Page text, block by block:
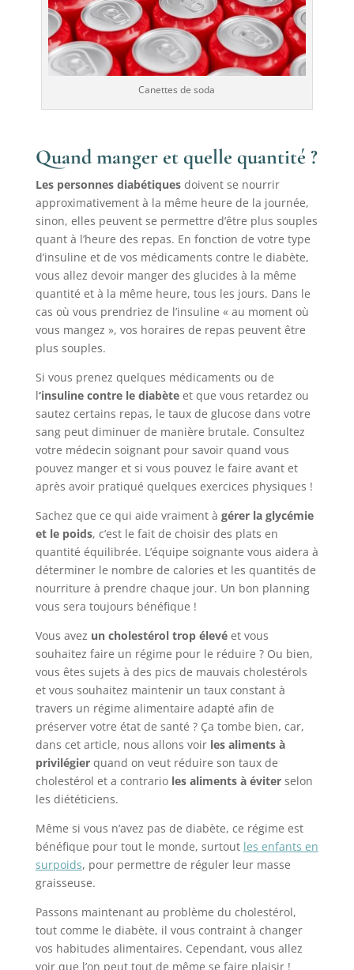
Canettes de soda
Quand manger et quelle quantité ?
Les personnes diabétiquesdoivent se nourrir
approximativement à la même heure de la journée,
sinon, elles peuvent se permettre d’être plus souples
quant à l’heure des repas. En fonction de votre type
d’insuline et de vos médicaments contre le diabète,
vous allez devoir manger des glucides à la même
quantité et à la même heure, tous les jours. Dans le
cas où vous prendriez de l’insuline « au moment où
vous mangez », vos horaires de repas peuvent être
plus souples.
Si vous prenez quelques médicaments ou de
l‘insuline contre le diabèteet que vous retardez ou
sautez certains repas, le taux de glucose dans votre
sang peut diminuer de manière brutale. Consultez
votre médecin soignant pour savoir quand vous
pouvez manger et si vous pouvez le faire avant et
après avoir pratiqué quelques exercices physiques !
Sachez que ce qui aide vraiment à gérer la glycémie
et le poids, c’est le fait de choisir des plats en
quantité équilibrée. L’équipe soignante vous aidera à
déterminer le nombre de calories et les quantités de
nourriture à prendre chaque jour. Un bon planning
vous sera toujours bénéfique !
Vous avez un cholestérol trop élevéet vous
souhaitez faire un régime pour le réduire ? Ou bien,
vous êtes sujets à des pics de mauvais cholestérols
et vous souhaitez maintenir un taux constant à
travers un régime alimentaire adapté afin de
préserver votre état de santé ? Ça tombe bien, car,
dans cet article, nous allons voirles aliments à
privilégierquand on veut réduire son taux de
cholestérol et a contrario les aliments à éviterselon
les diététiciens.
Même si vous n’avez pas de diabète, ce régime est
bénéfique pour tout le monde, surtout les enfants en
surpoids, pour permettre de réguler leur masse
graisseuse.
Passons maintenant au problème du cholestérol,
tout comme le diabète, il vous contraint à changer
vos habitudes alimentaires. Cependant, vous allez
voir que l’on peut tout de même se faire plaisir !